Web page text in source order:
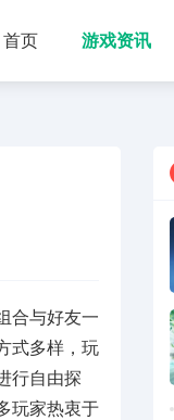
首页 游戏资讯
合与好友一
式多样，玩
行自由探
玩家热衷于